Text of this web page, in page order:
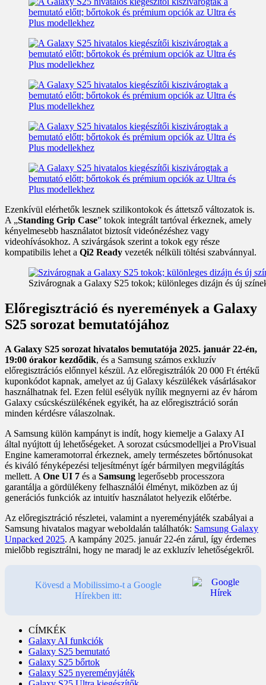
Ezenkívül elérhetők lesznek szilikontokok és áttetsző változatok is.
A „Standing Grip Case” tokok integrált tartóval érkeznek, amely
kényelmesebb használatot biztosít videónézéshez vagy
videohívásokhoz. A szivárgások szerint a tokok egy része
kompatibilis lehet a Qi2 Ready vezeték nélküli töltési szabvánnyal.
Szivárognak a Galaxy S25 tokok; különleges dizájn és új
Előregisztráció és nyeremények a Galaxy
S25 sorozat bemutatójához
A Galaxy S25 sorozat hivatalos bemutatója 2025. január 22-én,
19:00 órakor kezdődik, és a Samsung számos exkluzív
előregisztrációs előnnyel készül. Az előregisztrálók 20 000 Ft értékű
kuponkódot kapnak, amelyet az új Galaxy készülékek vásárlásakor
használhatnak fel. Ezen felül esélyük nyílik megnyerni az év három
Galaxy csúcskészülékének egyikét, ha az előregisztráció során
minden kérdésre válaszolnak.
A Samsung külön kampányt is indít, hogy kiemelje a Galaxy AI
által nyújtott új lehetőségeket. A sorozat csúcsmodelljei a ProVisual
Engine kameramotorral érkeznek, amely természetes bőrtónusokat
és kiváló fényképezési teljesítményt ígér bármilyen megvilágítás
mellett. AOne UI 7 és a Samsung legerősebb processzora
garantálja a gördülékeny felhasználói élményt, miközben az új
generációs funkciók az intuitív használatot helyezik előtérbe.
Az előregisztráció részletei, valamint a nyereményjáték szabályai a
Samsung hivatalos magyar weboldalán találhatók: Samsung Galaxy
Unpacked 2025. A kampány 2025. január 22-én zárul, így érdemes
mielőbb regisztrálni, hogy ne maradj le az exkluzív lehetőségekről.
Kövesd a Mobilissimo-t a Google
Hírekben itt:
CÍMKÉK
Galaxy AI funkciók
Galaxy S25 bemutató
Galaxy S25 bőrtok
Galaxy S25 nyereményjáték